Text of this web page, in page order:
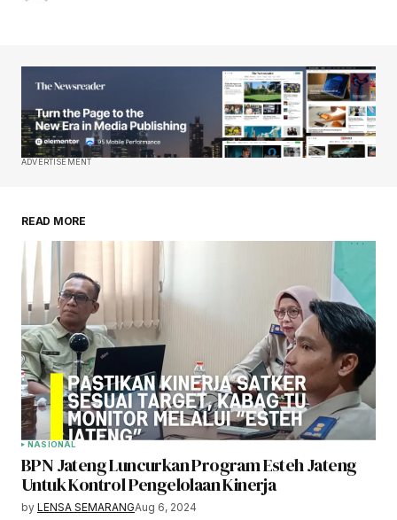
ADVERTISEMENT
READ MORE
NASIONAL
BPN Jateng Luncurkan Program Esteh Jateng
Untuk Kontrol Pengelolaan Kinerja
by LENSA SEMARANGAug 6, 2024